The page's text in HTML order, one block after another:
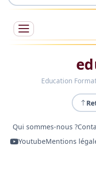
Education
Qui sommes-nous ?
YoutubeMentions